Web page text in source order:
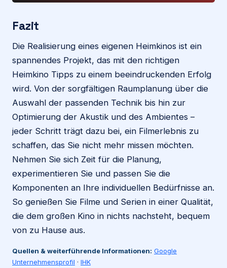
Fazit
Die Realisierung eines eigenen Heimkinos ist ein
spannendes Projekt, das mit den richtigen
Heimkino Tipps zu einem beeindruckenden Erfolg
wird. Von der sorgfältigen Raumplanung über die
Auswahl der passenden Technik bis hin zur
Optimierung der Akustik und des Ambientes –
jeder Schritt trägt dazu bei, ein Filmerlebnis zu
schaffen, das Sie nicht mehr missen möchten.
Nehmen Sie sich Zeit für die Planung,
experimentieren Sie und passen Sie die
Komponenten an Ihre individuellen Bedürfnisse an.
So genießen Sie Filme und Serien in einer Qualität,
die dem großen Kino in nichts nachsteht, bequem
von zu Hause aus.
Quellen & weiterführende Informationen: Google
Unternehmensprofil · IHK